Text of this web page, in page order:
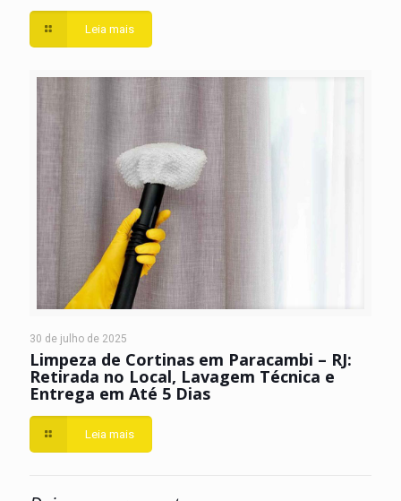
Leia mais
30 de julho de 2025
Limpeza de Cortinas em Paracambi – RJ:
Retirada no Local, Lavagem Técnica e
Entrega em Até 5 Dias
Leia mais